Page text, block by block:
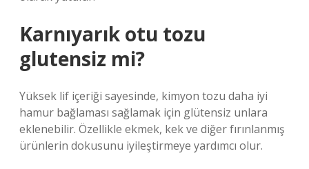
Karnıyarık otu tozu
glutensiz mi?
Yüksek lif içeriği sayesinde, kimyon tozu daha iyi
hamur bağlaması sağlamak için glütensiz unlara
eklenebilir. Özellikle ekmek, kek ve diğer fırınlanmış
ürünlerin dokusunu iyileştirmeye yardımcı olur.